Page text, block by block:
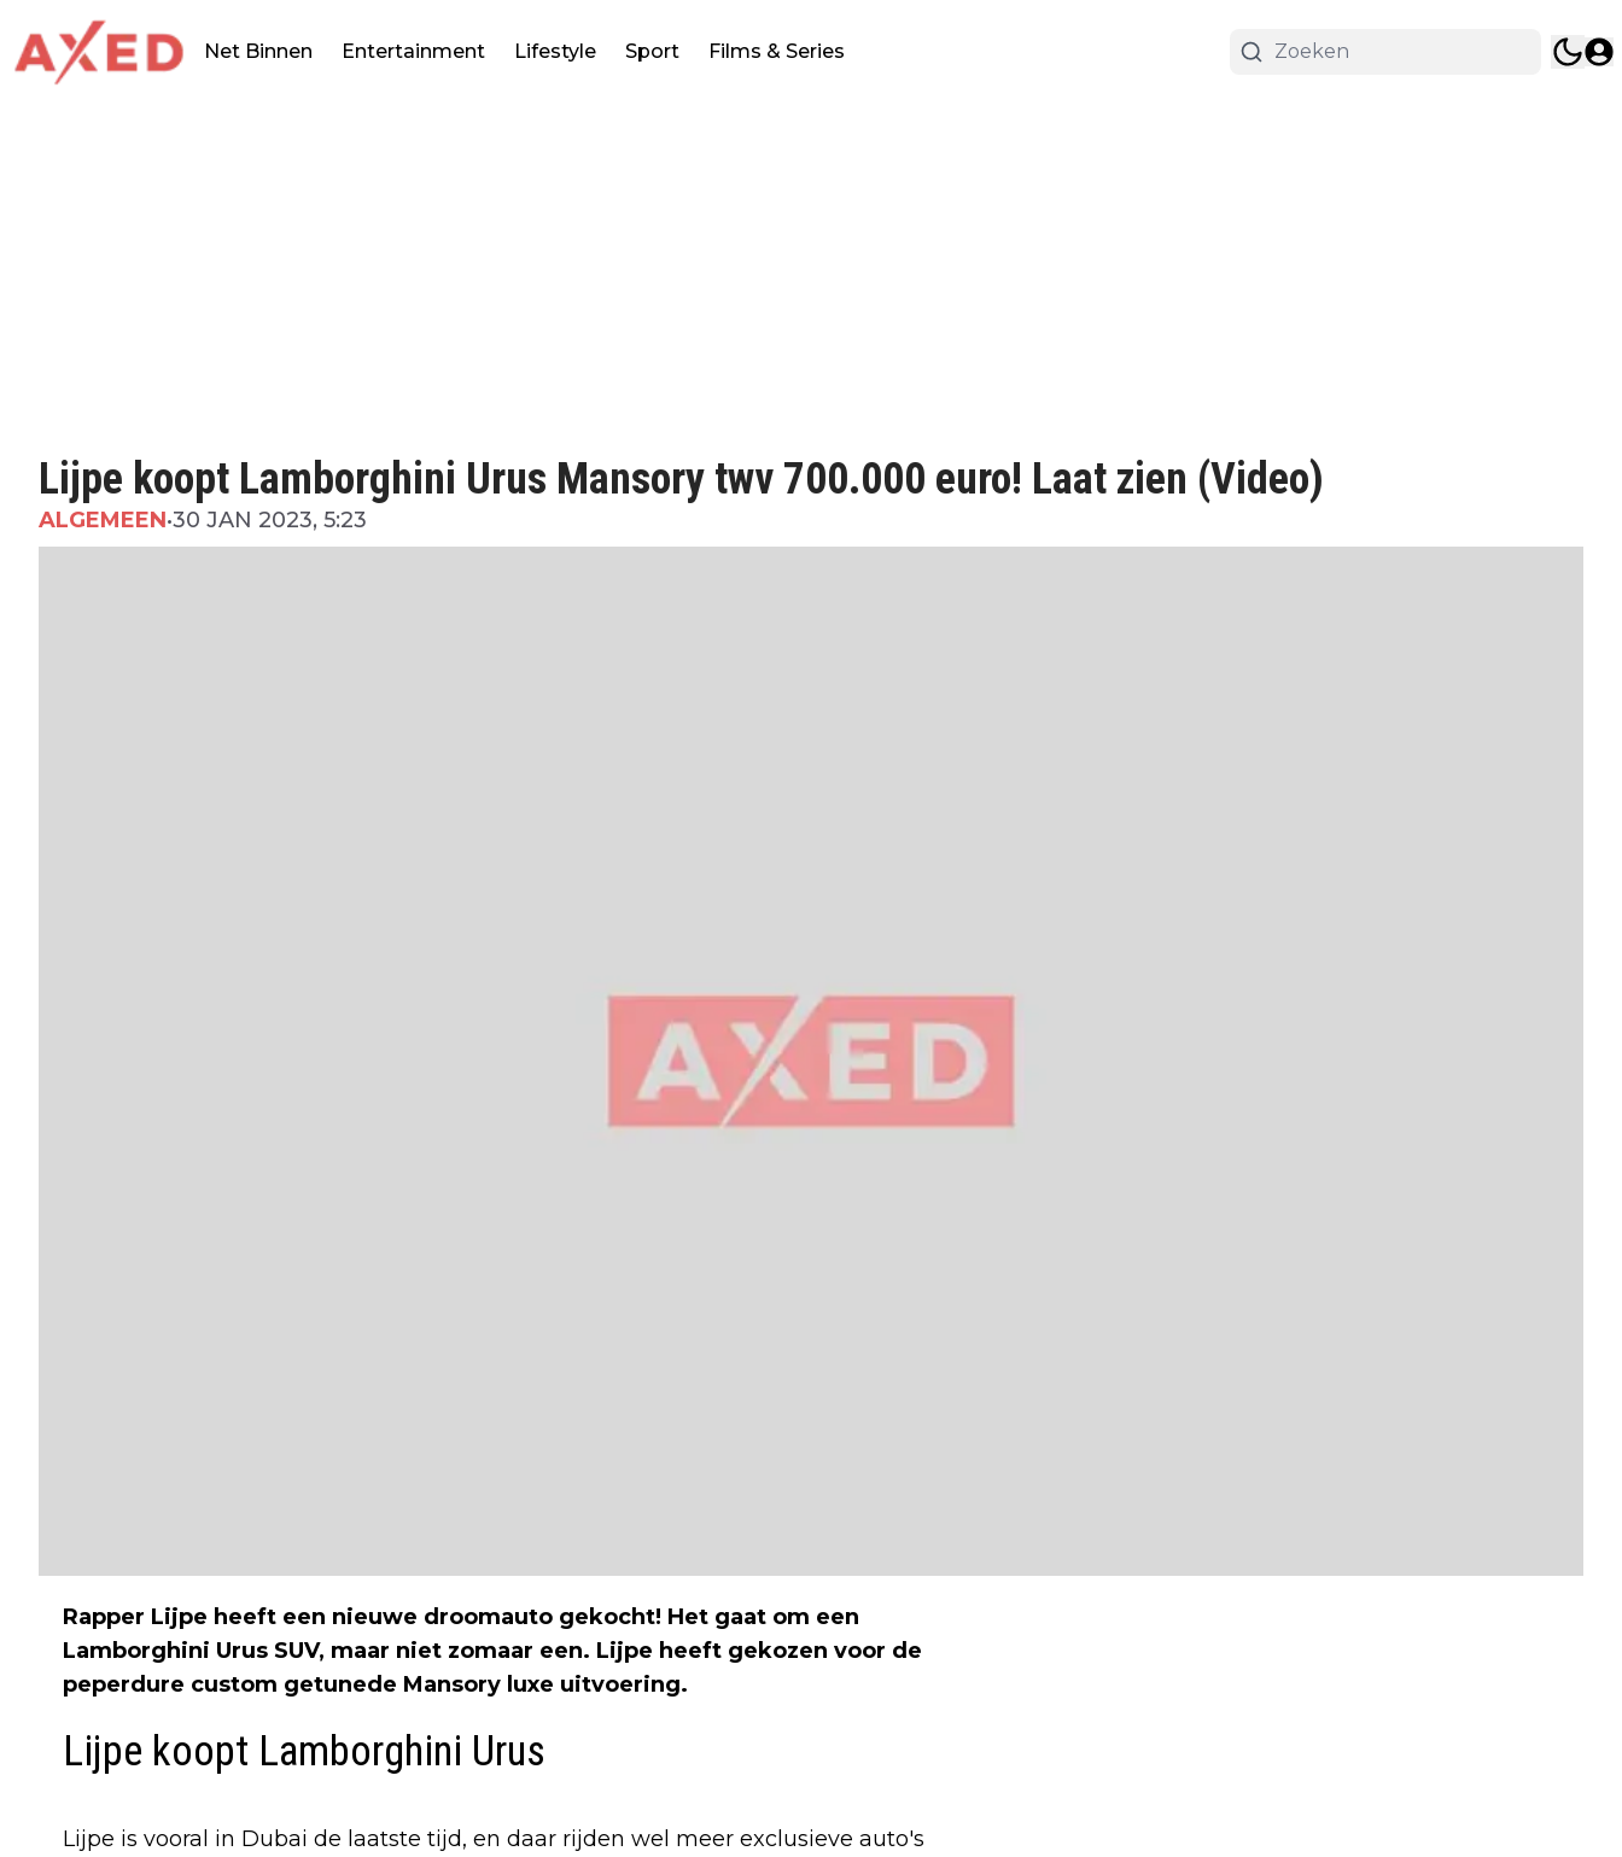
Net Binnen Entertainment Lifestyle Sport Films & Series
Lijpe koopt Lamborghini Urus Mansory twv 700.000 euro! Laat zien (Video)
ALGEMEEN•30 JAN 2023, 5:23
Rapper Lijpe heeft een nieuwe droomauto gekocht! Het gaat om een
Lamborghini Urus SUV, maar niet zomaar een. Lijpe heeft gekozen voor de
peperdure custom getunede Mansory luxe uitvoering.
Lijpe koopt Lamborghini Urus
Lijpe is vooral in Dubai de laatste tijd, en daar rijden wel meer exclusieve auto's